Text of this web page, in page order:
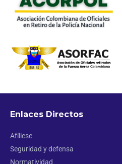
Enlaces Directos
Afíliese
Seguridad y defensa
Normatividad